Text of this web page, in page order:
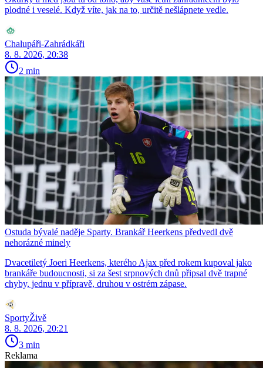
plodné i veselé. Když víte, jak na to, určitě nešlápnete vedle.
Chalupáři-Zahrádkáři
8. 8. 2026, 20:38
2 min
Ostuda bývalé naděje Sparty. Brankář Heerkens předvedl dvě
nehorázné minely
Dvacetiletý Joeri Heerkens, kterého Ajax před rokem kupoval jako
brankáře budoucnosti, si za šest srpnových dnů připsal dvě trapné
chyby, jednu v přípravě, druhou v ostrém zápase.
SportyŽivě
8. 8. 2026, 20:21
3 min
Reklama